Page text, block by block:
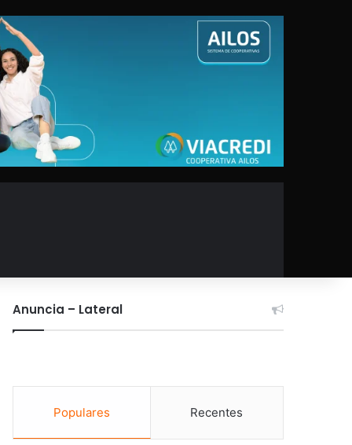
Anuncia – Lateral
Populares Recentes